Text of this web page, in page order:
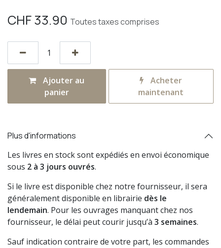
CHF33.90 Toutes taxes comprises
Ajouter au
panier
Acheter
maintenant
Plus d'informations
Les livres en stock sont expédiés en envoi économique
sous 2 à 3 jours ouvrés.
Si le livre est disponible chez notre fournisseur, il sera
généralement disponible en librairie dès le
lendemain. Pour les ouvrages manquant chez nos
fournisseur, le délai peut courir jusqu’à 3 semaines.
Sauf indication contraire de votre part, les commandes